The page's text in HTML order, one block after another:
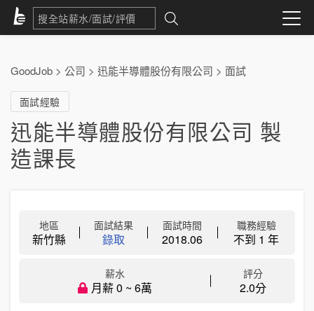
GoodJob > 公司 > 迅能半導體股份有限公司 > 面試
面試經驗
迅能半導體股份有限公司 製
造課長
地區
新竹縣
面試結果
錄取
面試時間
2018.06
職務經驗
不到 1 年
薪水
月薪 0 ~ 6萬
評分
2.0分